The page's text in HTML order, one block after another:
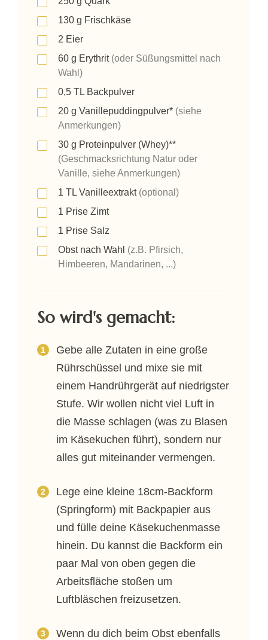
130 g Frischkäse
2 Eier
60 g Erythrit (oder Süßungsmittel nach
Wahl)
0,5 TL Backpulver
20 g Vanillepuddingpulver* (siehe
Anmerkungen)
30 g Proteinpulver (Whey)**
(Geschmacksrichtung Natur oder
Vanille, siehe Anmerkungen)
1 TL Vanilleextrakt (optional)
1 Prise Zimt
1 Prise Salz
Obst nach Wahl (z.B. Pfirsich,
Himbeeren, Mandarinen, ...)
So wird's gemacht:
Gebe alle Zutaten in eine große
Rührschüssel und mixe sie mit
einem Handrührgerät auf niedrigster
Stufe. Wir wollen nicht viel Luft in
die Masse schlagen (was zu Blasen
im Käsekuchen führt), sondern nur
alles gut miteinander vermengen.
Lege eine kleine 18cm-Backform
(Springform) mit Backpapier aus
und fülle deine Käsekuchenmasse
hinein. Du kannst die Backform ein
paar Mal von oben gegen die
Arbeitsfläche stoßen um
Luftbläschen freizusetzen.
Wenn du dich beim Obst ebenfalls